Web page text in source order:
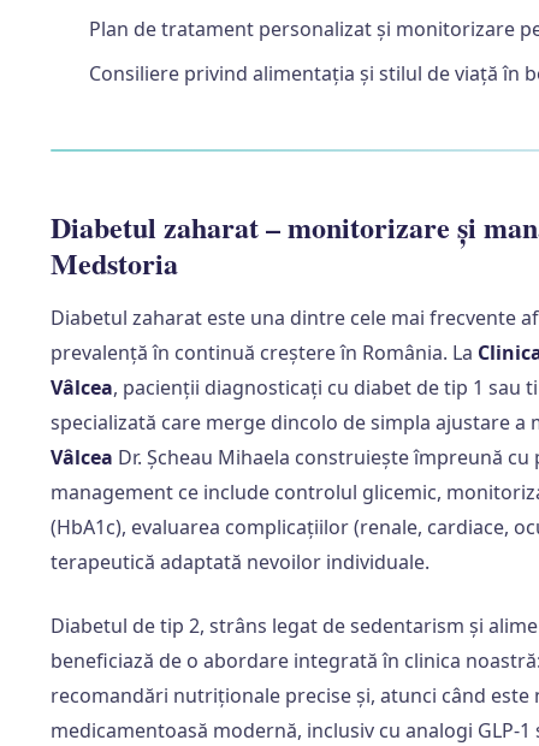
Plan de tratament personalizat și monitorizare
Consiliere privind alimentația și stilul de viață în
Diabetul zaharat – monitorizare și
Medstoria
Diabetul zaharat este una dintre cele mai frecvente
prevalență în continuă creștere în România. La
Vâlcea, pacienții diagnosticați cu diabet de tip 1 sau
specializată care merge dincolo de simpla ajustare a
Vâlcea Dr. Șcheau Mihaela construiește împreună
management ce include controlul glicemic,
(HbA1c), evaluarea complicațiilor (renale, cardiace,
terapeutică adaptată nevoilor individuale.
Diabetul de tip 2, strâns legat de sedentarism și
beneficiază de o abordare integrată în clinica
recomandări nutriționale precise și, atunci când este
medicamentoasă modernă, inclusiv cu analogi GLP-